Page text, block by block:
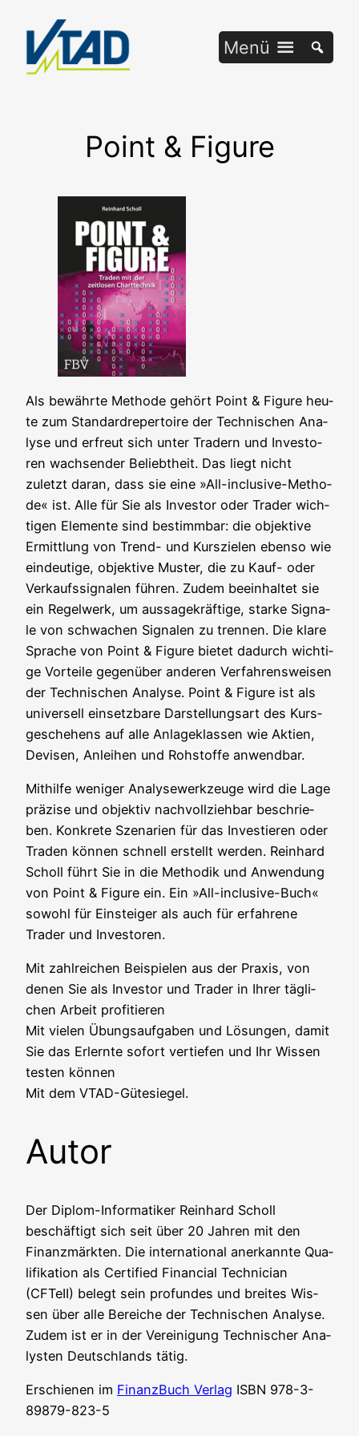
springen
Menü
Point & Figure
Als bewähr­te Metho­de gehört Point & Figu­re heu­
te zum Stan­dard­re­per­toire der Tech­ni­schen Ana­
ly­se und erfreut sich unter Tradern und Inves­to­
ren wach­sen­der Beliebt­heit. Das liegt nicht
zuletzt dar­an, dass sie eine »All-inclu­si­ve-Metho­
de« ist. Alle für Sie als Inves­tor oder Trader wich­
ti­gen Ele­men­te sind bestimm­bar: die objek­ti­ve
Ermitt­lung von Trend- und Kurs­zie­len eben­so wie
ein­deu­ti­ge, objek­ti­ve Mus­ter, die zu Kauf- oder
Ver­kaufs­si­gna­len füh­ren. Zudem beein­hal­tet sie
ein Regel­werk, um aus­sa­ge­kräf­ti­ge, star­ke Signa­
le von schwa­chen Signa­len zu tren­nen. Die kla­re
Spra­che von Point & Figu­re bie­tet dadurch wich­ti­
ge Vor­tei­le gegen­über ande­ren Ver­fah­rens­wei­sen
der Tech­ni­schen Ana­ly­se. Point & Figu­re ist als
uni­ver­sell ein­setz­ba­re Dar­stel­lungs­art des Kurs­
ge­sche­hens auf alle Anla­ge­klas­sen wie Akti­en,
Devi­sen, Anlei­hen und Roh­stof­fe anwendbar.
Mit­hil­fe weni­ger Ana­ly­se­werk­zeu­ge wird die Lage
prä­zi­se und objek­tiv nach­voll­zieh­bar beschrie­
ben. Kon­kre­te Sze­na­ri­en für das Inves­tie­ren oder
Traden kön­nen schnell erstellt wer­den. Rein­hard
Scholl führt Sie in die Metho­dik und Anwen­dung
von Point & Figu­re ein. Ein »All-inclu­si­ve-Buch«
sowohl für Ein­stei­ger als auch für erfah­re­ne
Trader und Investoren.
Mit zahl­rei­chen Bei­spie­len aus der Pra­xis, von
denen Sie als Inves­tor und Trader in Ihrer täg­li­
chen Arbeit pro­fi­tie­ren
Mit vie­len Übungs­auf­ga­ben und Lösun­gen, damit
Sie das Erlern­te sofort ver­tie­fen und Ihr Wis­sen
tes­ten kön­nen
Mit dem VTAD-Gütesiegel.
Autor
Der Diplom-Infor­ma­ti­ker Rein­hard Scholl
beschäf­tigt sich seit über 20 Jah­ren mit den
Finanz­märk­ten. Die inter­na­tio­nal aner­kann­te Qua­
li­fi­ka­ti­on als Cer­ti­fied Finan­cial Tech­ni­ci­an
(CFTeII) belegt sein pro­fun­des und brei­tes Wis­
sen über alle Berei­che der Tech­ni­schen Ana­ly­se.
Zudem ist er in der Ver­ei­ni­gung Tech­ni­scher Ana­
lys­ten Deutsch­lands tätig.
Erschie­nen im Finanz­Buch Ver­lag ISBN 978-3-
89879-823-5